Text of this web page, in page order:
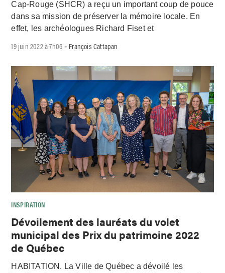
Cap-Rouge (SHCR) a reçu un important coup de pouce
dans sa mission de préserver la mémoire locale. En
effet, les archéologues Richard Fiset et
19 juin 2022 à 7h06 - François Cattapan
INSPIRATION
Dévoilement des lauréats du volet
municipal des Prix du patrimoine 2022
de Québec
HABITATION. La Ville de Québec a dévoilé les